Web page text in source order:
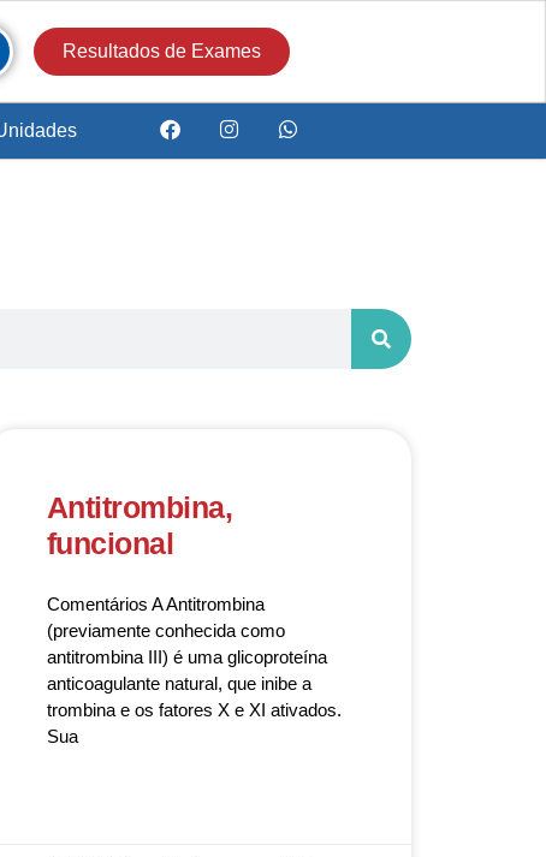
Resultados de Exames
Antitrombina,
funcional
Comentários A Antitrombina
(previamente conhecida como
antitrombina III) é uma glicoproteína
anticoagulante natural, que inibe a
trombina e os fatores X e XI ativados.
Sua